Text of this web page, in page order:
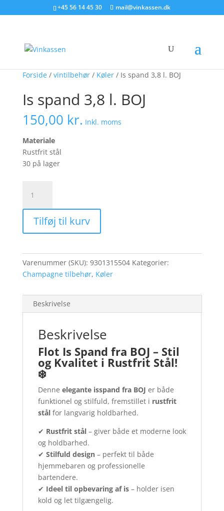
+45 56 14 45 30 mail@vinkassen.dk
Søg produkter - start med at skrive
Forside/ vintilbehør/ Køler/ Is spand 3,8 l. BOJ
Is spand 3,8 l. BOJ
150,00 kr. Inkl. moms
Materiale
Rustfrit stål
30 på lager
spand
3,8
BOJ
Tilføj til kurv
Varenummer (SKU): 9301315504 Kategorier:
Champagne tilbehør, Køler
Beskrivelse
Beskrivelse
Flot Is Spand fra BOJ – Stil
og Kvalitet i Rustfrit Stål!
❄️
Denne elegante isspand fra BOJ er både
funktionel og stilfuld, fremstillet i rustfrit
stålfor langvarig holdbarhed.
✔ Rustfrit stål– giver både et moderne look
og holdbarhed.
✔ Stilfuld design– perfekt til både
hjemmebaren og professionelle
bartendere.
✔ Ideel til opbevaring af is– holder isen
kold og let tilgængelig.